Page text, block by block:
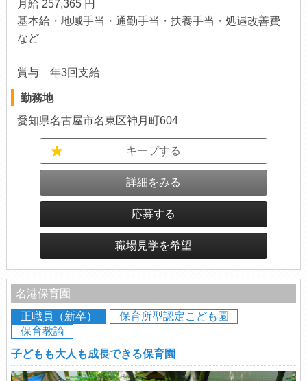
月給 257,365 円
基本給・地域手当・通勤手当・扶養手当・処遇改善費
など
賞与 年3回支給
勤務地
愛知県名古屋市名東区神月町604
キープする
詳細をみる
応募する
職場見学を希望
名港保育園
正職員（新卒）
保育所型認定こども園
保育教諭
子どもも大人も成長できる保育園